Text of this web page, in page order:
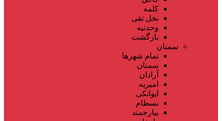
کلمه
نخل تقی
وحدتیه
بازگشت
سمنان
تمام شهر‌ها
سمنان
آرادان
امیریه
ایوانکی
بسطام
بیارجمند